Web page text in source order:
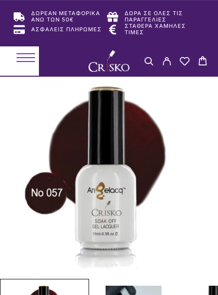
ΔΩΡΕΑΝ ΜΕΤΑΦΟΡΙΚΑ
ΑΝΩ ΤΩΝ 50€
ΔΩΡΑ ΣΕ ΟΛΕΣ ΤΙΣ
ΠΑΡΑΓΓΕΛΙΕΣ
ΑΣΦΑΛΕΙΣ ΠΛΗΡΩΜΕΣ
ΣΤΑΘΕΡΑ ΧΑΜΗΛΕΣ
ΤΙΜΕΣ